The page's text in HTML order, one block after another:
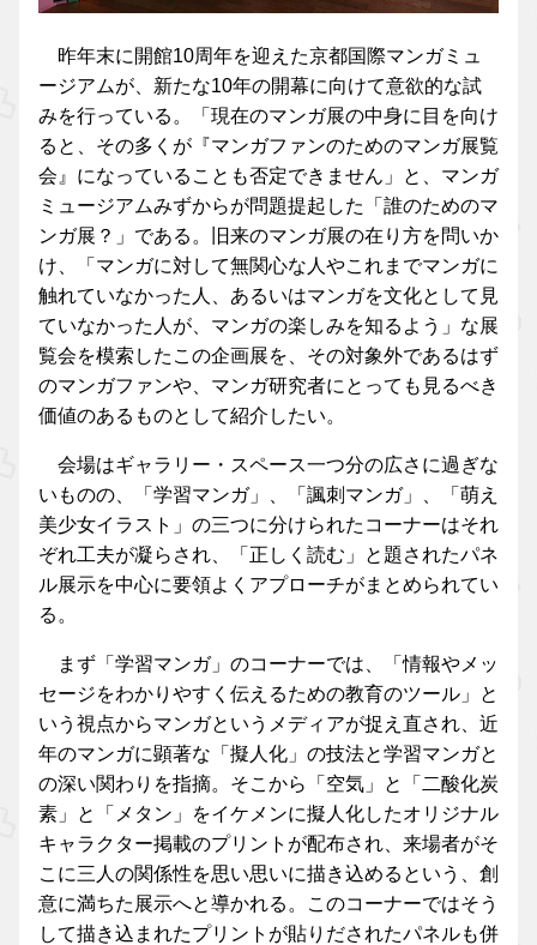
昨年末に開館10周年を迎えた京都国際マンガミュ
ージアムが、新たな10年の開幕に向けて意欲的な試
みを行っている。「現在のマンガ展の中身に目を向け
ると、その多くが『マンガファンのためのマンガ展覧
会』になっていることも否定できません」と、マンガ
ミュージアムみずからが問題提起した「誰のためのマ
ンガ展？」である。旧来のマンガ展の在り方を問いか
け、「マンガに対して無関心な人やこれまでマンガに
触れていなかった人、あるいはマンガを文化として見
ていなかった人が、マンガの楽しみを知るよう」な展
覧会を模索したこの企画展を、その対象外であるはず
のマンガファンや、マンガ研究者にとっても見るべき
価値のあるものとして紹介したい。
会場はギャラリー・スペース一つ分の広さに過ぎな
いものの、「学習マンガ」、「諷刺マンガ」、「萌え
美少女イラスト」の三つに分けられたコーナーはそれ
ぞれ工夫が凝らされ、「正しく読む」と題されたパネ
ル展示を中心に要領よくアプローチがまとめられてい
る。
まず「学習マンガ」のコーナーでは、「情報やメッ
セージをわかりやすく伝えるための教育のツール」と
いう視点からマンガというメディアが捉え直され、近
年のマンガに顕著な「擬人化」の技法と学習マンガと
の深い関わりを指摘。そこから「空気」と「二酸化炭
素」と「メタン」をイケメンに擬人化したオリジナル
キャラクター掲載のプリントが配布され、来場者がそ
こに三人の関係性を思い思いに描き込めるという、創
意に満ちた展示へと導かれる。このコーナーではそう
して描き込まれたプリントが貼りだされたパネルも併